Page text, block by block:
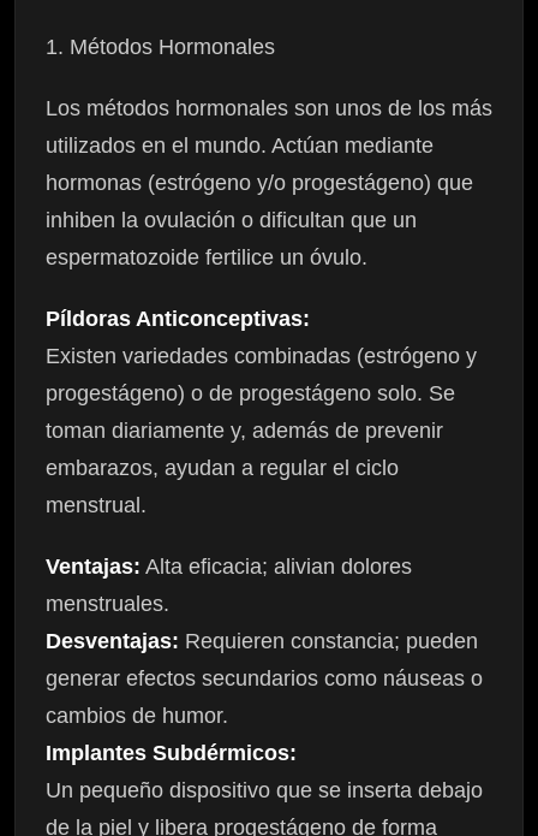
1. Métodos Hormonales
Los métodos hormonales son unos de los más
utilizados en el mundo. Actúan mediante
hormonas (estrógeno y/o progestágeno) que
inhiben la ovulación o dificultan que un
espermatozoide fertilice un óvulo.
Píldoras Anticonceptivas:
Existen variedades combinadas (estrógeno y
progestágeno) o de progestágeno solo. Se
toman diariamente y, además de prevenir
embarazos, ayudan a regular el ciclo
menstrual.
Ventajas: Alta eficacia; alivian dolores
menstruales.
Desventajas: Requieren constancia; pueden
generar efectos secundarios como náuseas o
cambios de humor.
Implantes Subdérmicos:
Un pequeño dispositivo que se inserta debajo
de la piel y libera progestágeno de forma